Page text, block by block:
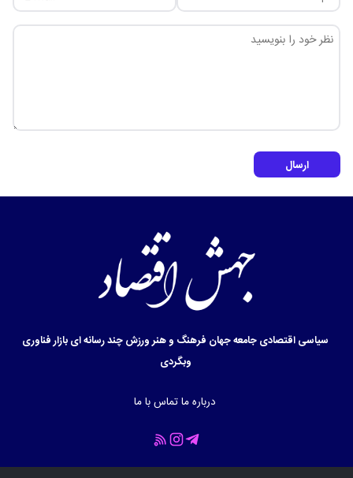
ارسال
سیاسیاقتصادیجامعهجهان فرهنگ و هنرورزشچند رسانه ایبازارفناوری
وبگردی
درباره ماتماس با ما